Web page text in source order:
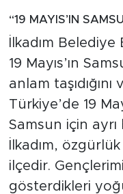
“19 MAYIS’IN
İlkadım
19 Mayıs’ın
anlam
Türkiye’de 19
Samsun için
İlkadım,
ilçedir.
gösterdikleri